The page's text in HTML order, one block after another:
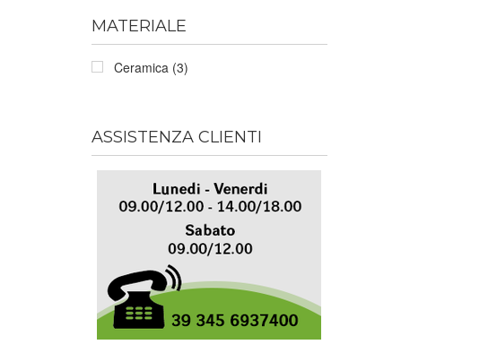
MATERIALE
Ceramica (3)
ASSISTENZA CLIENTI